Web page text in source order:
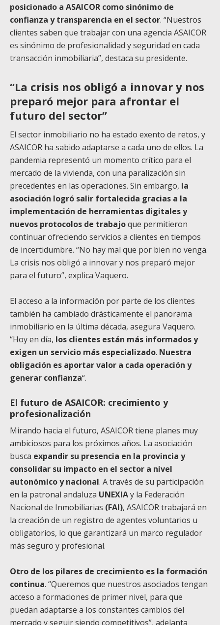
posicionado a ASAICOR como sinónimo de
confianza y transparencia en el sector. “Nuestros
clientes saben que trabajar con una agencia ASAICOR
es sinónimo de profesionalidad y seguridad en cada
transacción inmobiliaria”, destaca su presidente.
“La crisis nos obligó a innovar y nos
preparó mejor para afrontar el
futuro del sector”
El sector inmobiliario no ha estado exento de retos, y
ASAICOR ha sabido adaptarse a cada uno de ellos. La
pandemia representó un momento crítico para el
mercado de la vivienda, con una paralización sin
precedentes en las operaciones. Sin embargo, la
asociación logró salir fortalecida gracias a la
implementación de herramientas digitales y
nuevos protocolos de trabajoque permitieron
continuar ofreciendo servicios a clientes en tiempos
de incertidumbre. “No hay mal que por bien no venga.
La crisis nos obligó a innovar y nos preparó mejor
para el futuro”, explica Vaquero.
El acceso a la información por parte de los clientes
también ha cambiado drásticamente el panorama
inmobiliario en la última década, asegura Vaquero.
“Hoy en día, los clientes están más informados y
exigen un servicio más especializado. Nuestra
obligación es aportar valor a cada operación y
generar confianza“.
El futuro de ASAICOR: crecimiento y
profesionalización
Mirando hacia el futuro, ASAICOR tiene planes muy
ambiciosos para los próximos años. La asociación
busca expandir su presencia en la provincia y
consolidar su impacto en el sector a nivel
autonómico y nacional. A través de su participación
en la patronal andaluza UNEXIAy la Federación
Nacional de Inmobiliarias (FAI), ASAICOR trabajará en
la creación de un registro de agentes voluntarios u
obligatorios, lo que garantizará un marco regulador
más seguro y profesional.
Otro de los pilares de crecimiento es la formación
continua. “Queremos que nuestros asociados tengan
acceso a formaciones de primer nivel, para que
puedan adaptarse a los constantes cambios del
mercado y seguir siendo competitivos”, adelanta